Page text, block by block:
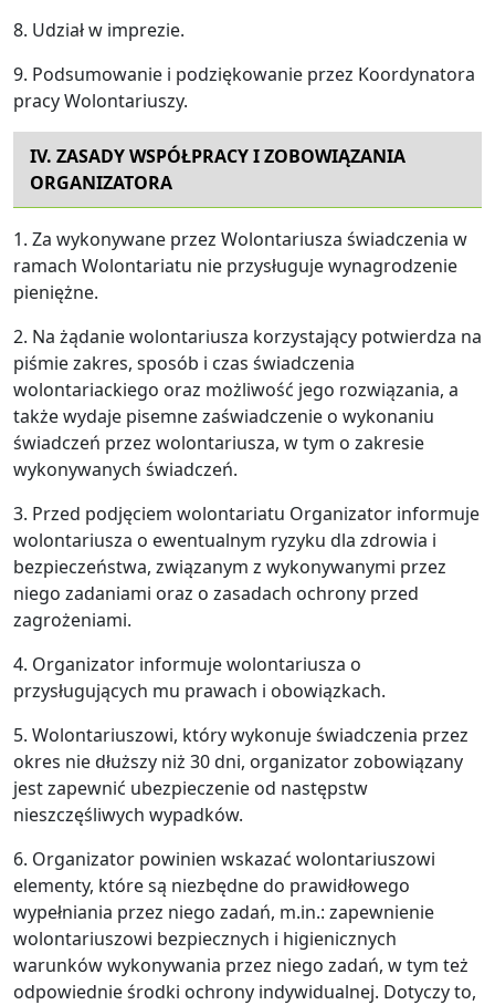
8. Udział w imprezie.
9. Podsumowanie i podziękowanie przez Koordynatora
pracy Wolontariuszy.
IV. ZASADY WSPÓŁPRACY I ZOBOWIĄZANIA
ORGANIZATORA
1. Za wykonywane przez Wolontariusza świadczenia w
ramach Wolontariatu nie przysługuje wynagrodzenie
pieniężne.
2. Na żądanie wolontariusza korzystający potwierdza na
piśmie zakres, sposób i czas świadczenia
wolontariackiego oraz możliwość jego rozwiązania, a
także wydaje pisemne zaświadczenie o wykonaniu
świadczeń przez wolontariusza, w tym o zakresie
wykonywanych świadczeń.
3. Przed podjęciem wolontariatu Organizator informuje
wolontariusza o ewentualnym ryzyku dla zdrowia i
bezpieczeństwa, związanym z wykonywanymi przez
niego zadaniami oraz o zasadach ochrony przed
zagrożeniami.
4. Organizator informuje wolontariusza o
przysługujących mu prawach i obowiązkach.
5. Wolontariuszowi, który wykonuje świadczenia przez
okres nie dłuższy niż 30 dni, organizator zobowiązany
jest zapewnić ubezpieczenie od następstw
nieszczęśliwych wypadków.
6. Organizator powinien wskazać wolontariuszowi
elementy, które są niezbędne do prawidłowego
wypełniania przez niego zadań, m.in.: zapewnienie
wolontariuszowi bezpiecznych i higienicznych
warunków wykonywania przez niego zadań, w tym też
odpowiednie środki ochrony indywidualnej. Dotyczy to,